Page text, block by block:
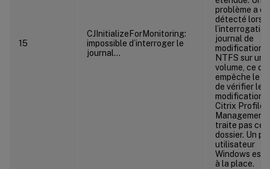
15
CJInitializeForMonitoring:
impossible d’interroger le
journal…
problème a
détecté lors
journal de
modifications
NTFS sur un
volume, ce qui
empêche le
de vérifier les
modifications.
Citrix Profile
Management
traite pas ce
dossier. Un
utilisateur
Windows est
à la place.